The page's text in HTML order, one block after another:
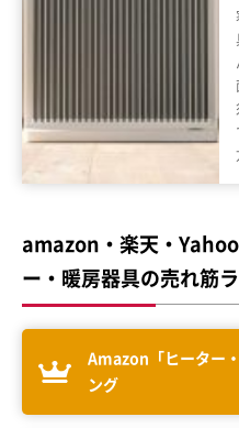
amazon・楽天・
ー・暖房器具の売れ筋
Amazon「ヒーター
ング